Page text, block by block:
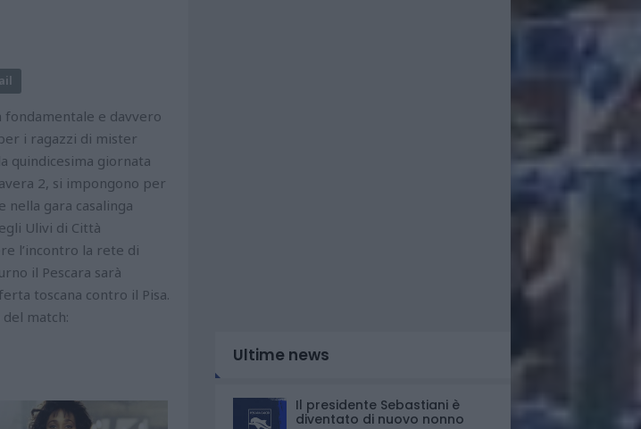
e davvero
i ragazzi di mister
quindicesima giornata
2, si impongono per
nella gara casalinga
Ulivi di Città
l’incontro la rete di
il Pescara sarà
toscana contro il Pisa.
match:
Ultime news
Il presidente Sebastiani è
diventato di nuovo nonno